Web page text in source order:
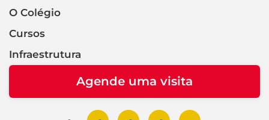
O Colégio
Cursos
Infraestrutura
Agende uma visita